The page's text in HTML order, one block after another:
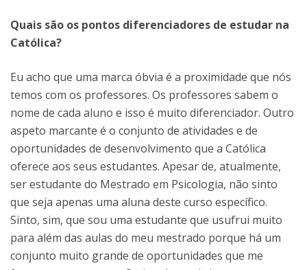
Quais são os pontos diferenciadores de estudar na
Católica?
Eu acho que uma marca óbvia é a proximidade que nós
temos com os professores. Os professores sabem o
nome de cada aluno e isso é muito diferenciador. Outro
aspeto marcante é o conjunto de atividades e de
oportunidades de desenvolvimento que a Católica
oferece aos seus estudantes. Apesar de, atualmente,
ser estudante do Mestrado em Psicologia, não sinto
que seja apenas uma aluna deste curso específico.
Sinto, sim, que sou uma estudante que usufrui muito
para além das aulas do meu mestrado porque há um
conjunto muito grande de oportunidades que me